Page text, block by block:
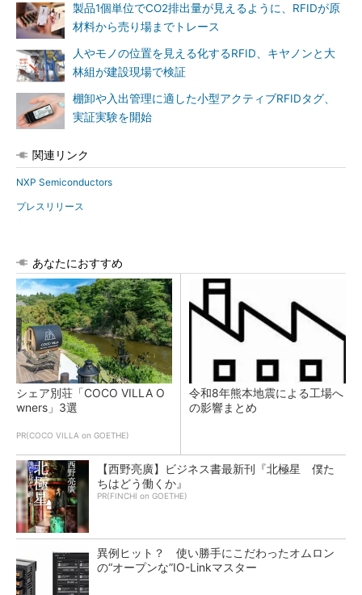
製品1個単位でCO2排出量が見えるように、RFIDが原
材料から売り場までトレース
人やモノの位置を見える化するRFID、キヤノンと大
林組が建設現場で検証
棚卸や入出管理に適した小型アクティブRFIDタグ、
実証実験を開始
関連リンク
NXP Semiconductors
プレスリリース
あなたにおすすめ
シェア別荘「COCO VILLA O
wners」3選
PR(COCO VILLA on GOETHE)
令和8年熊本地震による工場へ
の影響まとめ
【西野亮廣】ビジネス書最新刊『北極星 僕た
ちはどう働くか』
PR(FINCHI on GOETHE)
異例ヒット？ 使い勝手にこだわったオムロン
の“オープンな”IO-Linkマスター